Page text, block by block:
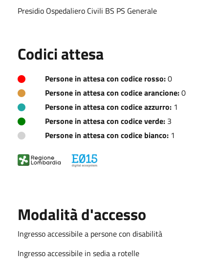
Presidio Ospedaliero Civili BS PS Generale
Codici attesa
Persone in attesa con codice rosso:0
Persone in attesa con codice arancione:0
Persone in attesa con codice azzurro: 1
Persone in attesa con codice verde: 3
Persone in attesa con codice bianco: 1
Modalità d'accesso
Ingresso accessibile a persone con disabilità
Ingresso accessibile in sedia a rotelle